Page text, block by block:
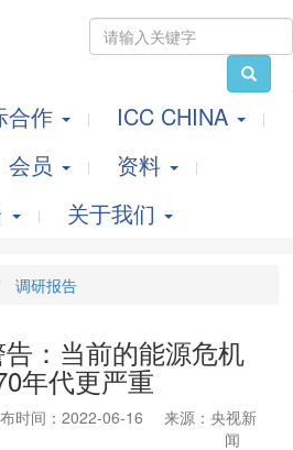
合作
ICC CHINA
会员
资料
关于我们
调研报告
：当前的能源危机
年代更严重
时间：2022-06-16
来源：央视新
闻